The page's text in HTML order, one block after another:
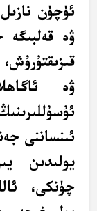
ئۈچۈن
ۋە قەلبىگە
ۋە
ئىنساننى
يولىدىن
چۈنكى،